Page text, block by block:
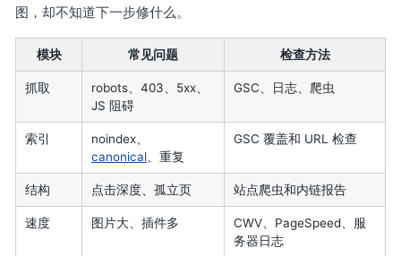
图，却不知道下一步修什么。
模块 常见问题 检查方法
抓取
robots、403、5xx、
JS 阻碍
GSC、日志、爬虫
索引
noindex、
canonical、重复
GSC 覆盖和 URL 检查
结构 点击深度、孤立页 站点爬虫和内链报告
速度 图片大、插件多
CWV、PageSpeed、服
务器日志